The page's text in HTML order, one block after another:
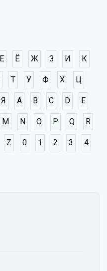
Е Ё Ж З И К
Т У Ф Х Ц
Я A B C D E
M N O P Q R
Z 0 1 2 3 4